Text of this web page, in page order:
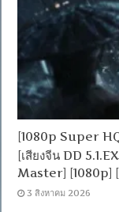
[1080p Super
[เสียงจีน DD
Master] [1080p]
3 สิงหาคม 2026